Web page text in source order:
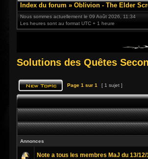
Index du forum » Oblivion - The Elder
Nous sommes actuellement le 09 Août 2026, 11:34
Les heures sont au format UTC + 1 heure
Solutions des Quêtes
Page 1 sur 1 [ 1 sujet ]
Annonces
Note a tous les membres MaJ du 13/12/